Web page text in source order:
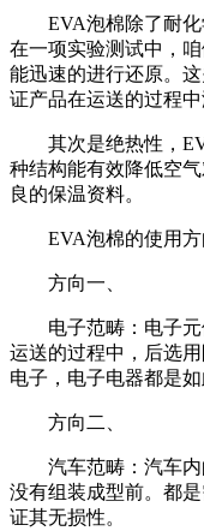
EVA泡棉除了耐化学性
在一项实验测试中
能迅速的进行还原
证产品在运送的过程中没
其次是绝热性，
种结构能有效降低空气
良的保温资料。
EVA泡棉的使用方向
方向一、
电子范畴：电子
运送的过程中，后
电子，电子电器都是如此
方向二、
汽车范畴：汽车内的
没有组装成型前。都
证其无损性。